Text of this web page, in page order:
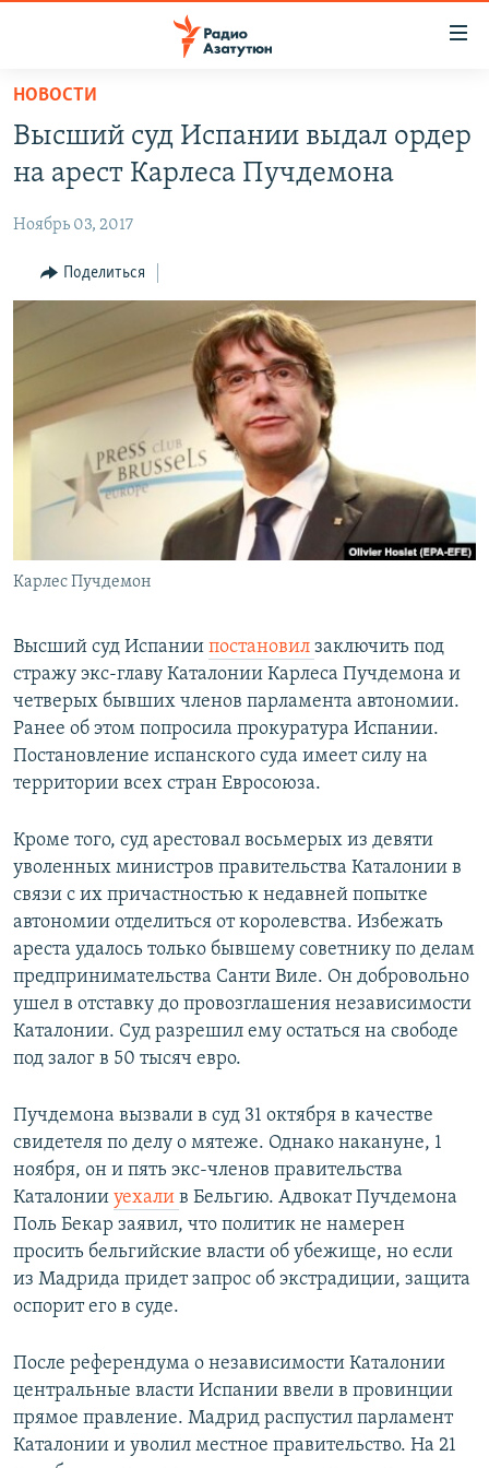
Перейти
основному
содержанию
Перейти
навигации
Перейти
ПОЛИТИКА
ОБЩЕСТВО
ЭКОНОМИКА
РЕГИОН
НАГОРНЫЙ КАРАБАХ
КУЛЬТУРА
СПОРТ
English
Все сайты Радио Азатутюн
НОВОСТИ
Высший суд Испании выдал ордер
на арест Карлеса Пучдемона
Ноябрь 03, 2017
Поделиться
Карлес Пучдемон
Высший суд Испании постановил заключить под
стражу экс-главу Каталонии Карлеса Пучдемона и
четверых бывших членов парламента автономии.
Ранее об этом попросила прокуратура Испании.
Постановление испанского суда имеет силу на
территории всех стран Евросоюза.
Кроме того, суд арестовал восьмерых из девяти
уволенных министров правительства Каталонии в
связи с их причастностью к недавней попытке
автономии отделиться от королевства. Избежать
ареста удалось только бывшему советнику по делам
предпринимательства Санти Виле. Он добровольно
ушел в отставку до провозглашения независимости
Каталонии. Суд разрешил ему остаться на свободе
под залог в 50 тысяч евро.
Пучдемона вызвали в суд 31 октября в качестве
свидетеля по делу о мятеже. Однако накануне, 1
ноября, он и пять экс-членов правительства
Каталонии уехали в Бельгию. Адвокат Пучдемона
Поль Бекар заявил, что политик не намерен
просить бельгийские власти об убежище, но если
из Мадрида придет запрос об экстрадиции, защита
оспорит его в суде.
После референдума о независимости Каталонии
центральные власти Испании ввели в провинции
прямое правление. Мадрид распустил парламент
Каталонии и уволил местное правительство. На 21